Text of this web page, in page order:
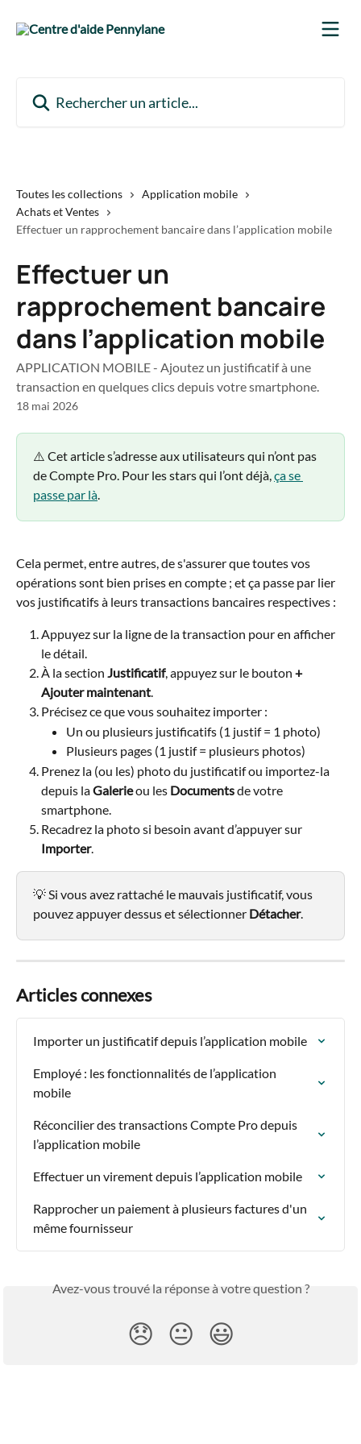
Toutes les collections
Application mobile
Achats et Ventes
Effectuer un rapprochement bancaire dans l’application mobile
Effectuer un
rapprochement bancaire
dans l’application mobile
APPLICATION MOBILE - Ajoutez un justificatif à une
transaction en quelques clics depuis votre smartphone.
18 mai 2026
⚠️ Cet article s’adresse aux utilisateurs qui n’ont pas
de Compte Pro. Pour les stars qui l’ont déjà, ça se
passe par là.
Cela permet, entre autres, de s'assurer que toutes vos
opérations sont bien prises en compte ; et ça passe par lier
vos justificatifs à leurs transactions bancaires respectives :
Appuyez sur la ligne de la transaction pour en afficher
le détail.
À la section Justificatif, appuyez sur le bouton +
Ajouter maintenant.
Précisez ce que vous souhaitez importer :
Un ou plusieurs justificatifs (1 justif = 1 photo)
Plusieurs pages (1 justif = plusieurs photos)
Prenez la (ou les) photo du justificatif ou importez-la
depuis la Galerie ou les Documents de votre
smartphone.
Recadrez la photo si besoin avant d’appuyer sur
Importer.
💡 Si vous avez rattaché le mauvais justificatif, vous
pouvez appuyer dessus et sélectionner Détacher.
Articles connexes
Importer un justificatif depuis l’application mobile
Employé : les fonctionnalités de l’application
mobile
Réconcilier des transactions Compte Pro depuis
l’application mobile
Effectuer un virement depuis l’application mobile
Rapprocher un paiement à plusieurs factures d'un
même fournisseur
Avez-vous trouvé la réponse à votre question ?
😞 😐 😃